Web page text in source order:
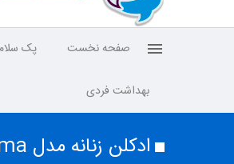
صفحه نخست پک
بهداشت فردی
ادکلن زنانه مدل Bluma کانژوکا